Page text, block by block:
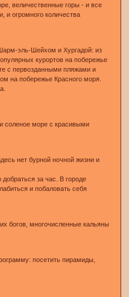
величественные горы - и все
и огромного количества
эль-Шейхом и Хургадой: из
курортов на побережье
с первозданными пляжами и
на побережье Красного моря.
соленое море с красивыми
нет бурной ночной жизни и
за час. В городе
и побаловать себя
богов, многочисленные кальяны
посетить пирамиды,